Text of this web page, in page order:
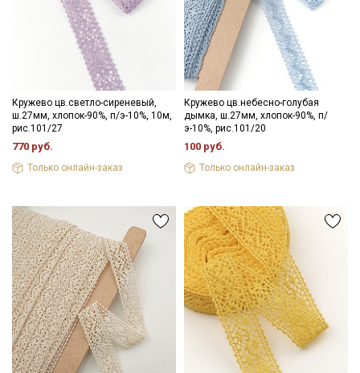
Кружево цв.светло-сиреневый,
ш.27мм, хлопок-90%, п/э-10%, 10м,
рис.101/27
770 руб.
Только онлайн-заказ
Кружево цв.небесно-голубая
дымка, ш.27мм, хлопок-90%, п/
э-10%, рис.101/20
100 руб.
Только онлайн-заказ
Секретная рассылка от Купава
Мы публикуем здесь дополнительные
промокоды и скидки до 30% на узкие
категории тканей
Подписаться
Ознакомлен(а) сПолитикой обработки персональных
данныхи даюСогласие на обработку персональных
данных
Даю
Согласие на получение рекламных и
информационных рассылок